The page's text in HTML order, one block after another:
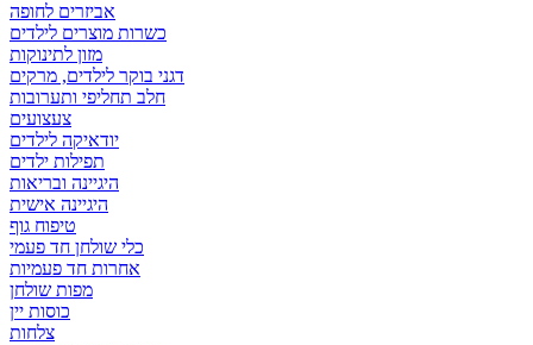
אביזרים לחופה
כשרות מוצרים לילדים
מזון לתינוקות
דגני בוקר לילדים, מרקים
חלב תחליפי ותערובות
צעצועים
יודאיקה לילדים
תפילות ילדים
היגיינה ובריאות
היגיינה אישית
טיפוח גוף
כלי שולחן חד פעמי
אחרות חד פעמיות
מפות שולחן
כוסות יין
צלחות